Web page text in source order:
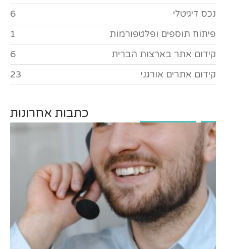
נכס דיגיטלי
6
פיתוח תוספים ופלטפורמות
1
קידום אתר בארצות הברית
6
קידום אתרים אורגני
23
כתבות אחרונות